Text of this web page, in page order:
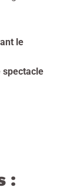
le
spectacle
: